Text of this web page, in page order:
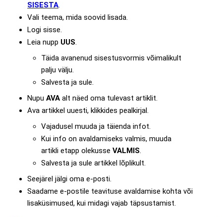
SISESTA.
Vali teema, mida soovid lisada.
Logi sisse.
Leia nupp UUS.
Täida avanenud sisestusvormis võimalikult
palju välju.
Salvesta ja sule.
Nupu AVA alt näed oma tulevast artiklit.
Ava artikkel uuesti, klikkides pealkirjal.
Vajadusel muuda ja täienda infot.
Kui info on avaldamiseks valmis, muuda
artikli etapp olekusse VALMIS.
Salvesta ja sule artikkel lõplikult.
Seejärel jälgi oma e-posti.
Saadame e-postile teavituse avaldamise kohta või
lisaküsimused, kui midagi vajab täpsustamist.